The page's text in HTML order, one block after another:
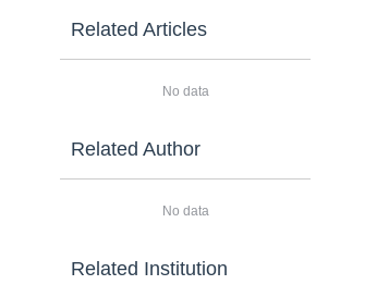
Related Articles
No data
Related Author
No data
Related Institution